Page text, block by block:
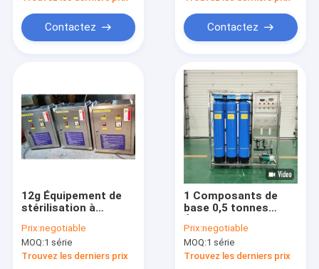
Contactez Contactez
12g Équipement de
stérilisation à
automatique pour
l'amélioration de
l'environnement pour
Prix:negotiable
MOQ:1 série
Trouvez les derniers prix
1 Composants de
base 0,5 tonnes
traitement de l'eau
par osmose inverse
RO pour l'eau pure
Prix:negotiable
MOQ:1 série
Trouvez les derniers prix